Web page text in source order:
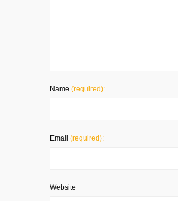
Name (required):
Email (required):
Website